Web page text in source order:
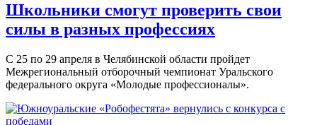
Школьники смогут проверить свои
силы в разных профессиях
С 25 по 29 апреля в Челябинской области пройдет
Межрегиональный отборочный чемпионат Уральского
федерального округа «Молодые профессионалы».